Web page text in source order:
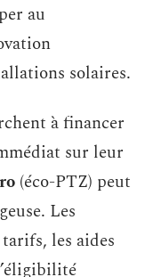
au
solaires.
à financer
sur leur
(éco-PTZ) peut
Les
les aides